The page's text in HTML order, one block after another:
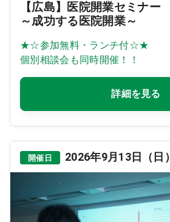
【広島】医院開業セミナー
～成功する医院開業～
★☆参加無料・ランチ付☆★
個別相談会も同時開催！！
詳細を見る
開催日 2026年9月13日（日）